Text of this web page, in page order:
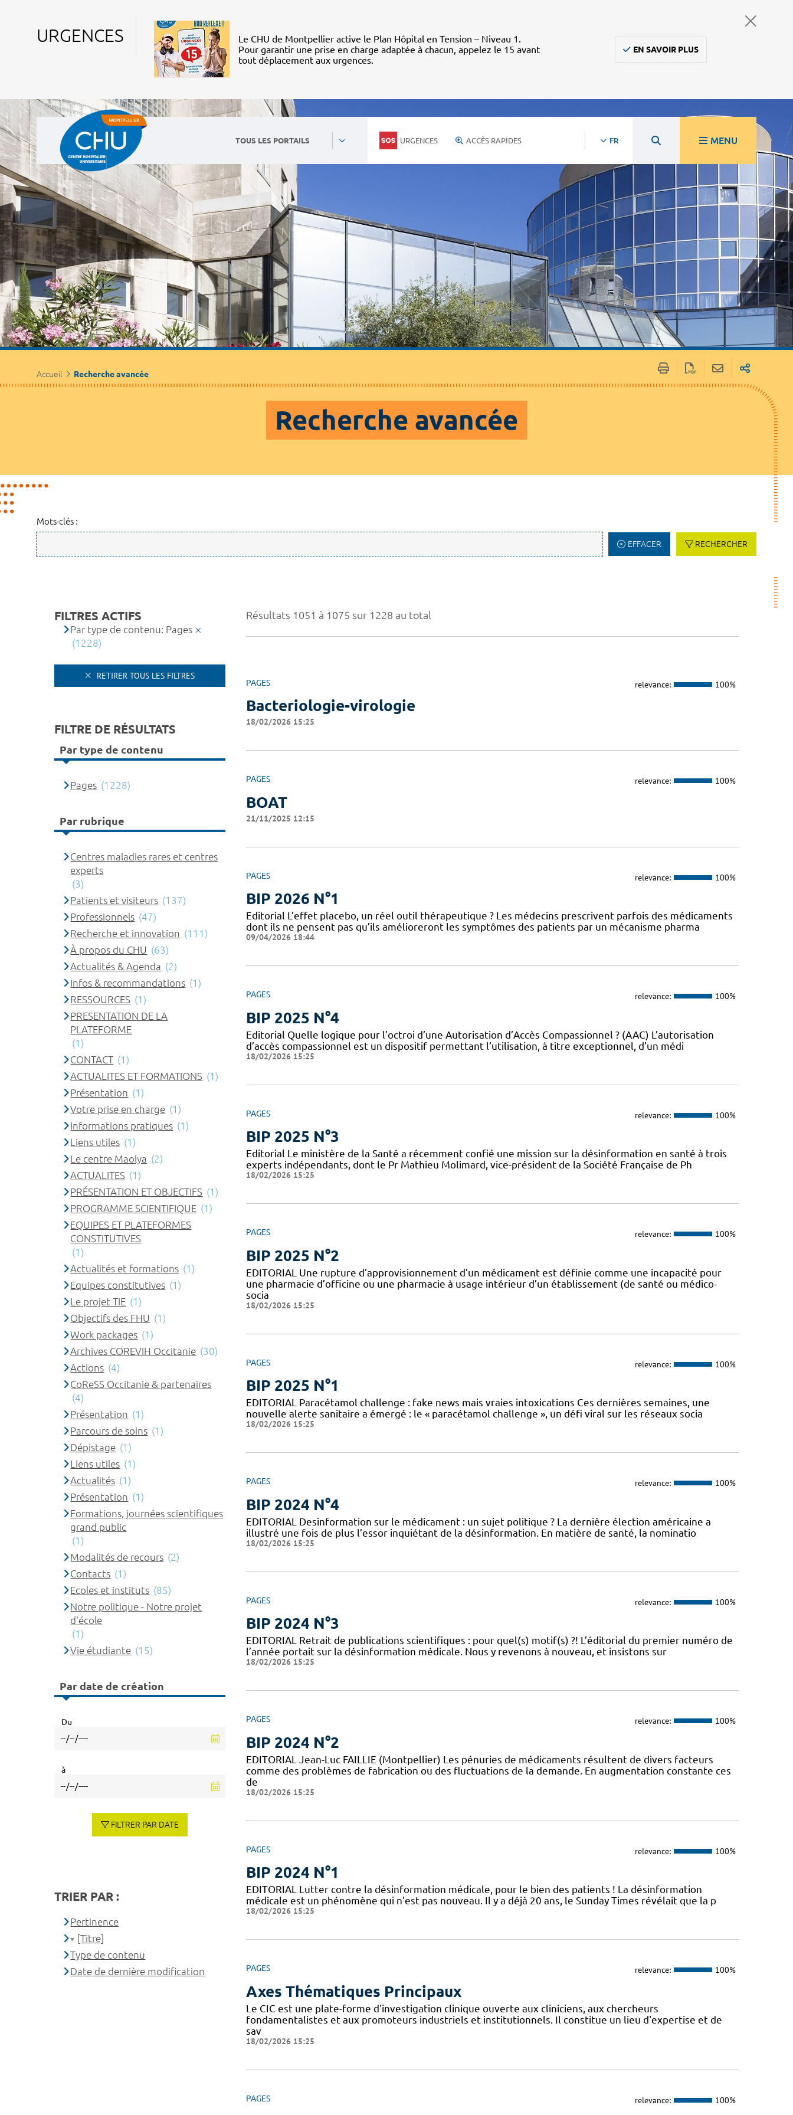
URGENCES
Le CHU de Montpellier active le Plan Hôpital en Tension – Niveau 1.
Pour garantir une prise en charge adaptée à chacun, appelez le 15 avant
tout déplacement aux urgences.
EN SAVOIR PLUS
TOUS LES PORTAILS URGENCES ACCÈS RAPIDES FR MENU
Accueil Recherche avancée
Recherche avancée
Mots-clés :
EFFACER RECHERCHER
Résultats 1051 à 1075 sur 1228 au total
PAGES relevance: 100%
Bacteriologie-virologie
18/02/2026 15:25
PAGES relevance: 100%
BOAT
21/11/2025 12:15
PAGES relevance: 100%
BIP 2026 N°1
Editorial L’effet placebo, un réel outil thérapeutique ? Les médecins prescrivent parfois des médicaments
dont ils ne pensent pas qu’ils amélioreront les symptômes des patients par un mécanisme pharma
09/04/2026 18:44
PAGES relevance: 100%
BIP 2025 N°4
Editorial Quelle logique pour l’octroi d’une Autorisation d’Accès Compassionnel ? (AAC) L’autorisation
d’accès compassionnel est un dispositif permettant l’utilisation, à titre exceptionnel, d’un médi
18/02/2026 15:25
PAGES relevance: 100%
BIP 2025 N°3
Editorial Le ministère de la Santé a récemment confié une mission sur la désinformation en santé à trois
experts indépendants, dont le Pr Mathieu Molimard, vice-président de la Société Française de Ph
18/02/2026 15:25
PAGES relevance: 100%
BIP 2025 N°2
EDITORIAL Une rupture d’approvisionnement d’un médicament est définie comme une incapacité pour
une pharmacie d’officine ou une pharmacie à usage intérieur d’un établissement (de santé ou médico-
socia
18/02/2026 15:25
PAGES relevance: 100%
BIP 2025 N°1
EDITORIAL Paracétamol challenge : fake news mais vraies intoxications Ces dernières semaines, une
nouvelle alerte sanitaire a émergé : le « paracétamol challenge », un défi viral sur les réseaux socia
18/02/2026 15:25
PAGES relevance: 100%
BIP 2024 N°4
EDITORIAL Desinformation sur le médicament : un sujet politique ? La dernière élection américaine a
illustré une fois de plus l’essor inquiétant de la désinformation. En matière de santé, la nominatio
18/02/2026 15:25
PAGES relevance: 100%
BIP 2024 N°3
EDITORIAL Retrait de publications scientifiques : pour quel(s) motif(s) ?! L’éditorial du premier numéro de
l’année portait sur la désinformation médicale. Nous y revenons à nouveau, et insistons sur
18/02/2026 15:25
PAGES relevance: 100%
BIP 2024 N°2
EDITORIAL Jean-Luc FAILLIE (Montpellier) Les pénuries de médicaments résultent de divers facteurs
comme des problèmes de fabrication ou des fluctuations de la demande. En augmentation constante ces
de
18/02/2026 15:25
PAGES relevance: 100%
BIP 2024 N°1
EDITORIAL Lutter contre la désinformation médicale, pour le bien des patients ! La désinformation
médicale est un phénomène qui n’est pas nouveau. Il y a déjà 20 ans, le Sunday Times révélait que la p
18/02/2026 15:25
PAGES relevance: 100%
Axes Thématiques Principaux
Le CIC est une plate-forme d'investigation clinique ouverte aux cliniciens, aux chercheurs
fondamentalistes et aux promoteurs industriels et institutionnels. Il constitue un lieu d'expertise et de
sav
18/02/2026 15:25
PAGES relevance: 100%
FILTRES ACTIFS
Par type de contenu: Pages
(1228)
RETIRER TOUS LES FILTRES
FILTRE DE RÉSULTATS
Par type de contenu
Pages (1228)
Par rubrique
Centres maladies rares et centres
experts
(3)
Patients et visiteurs (137)
Professionnels (47)
Recherche et innovation (111)
À propos du CHU (63)
Actualités & Agenda (2)
Infos & recommandations (1)
RESSOURCES (1)
PRESENTATION DE LA
PLATEFORME
(1)
CONTACT (1)
ACTUALITES ET FORMATIONS (1)
Présentation (1)
Votre prise en charge (1)
Informations pratiques (1)
Liens utiles (1)
Le centre Maolya (2)
ACTUALITES (1)
PRÉSENTATION ET OBJECTIFS (1)
PROGRAMME SCIENTIFIQUE (1)
EQUIPES ET PLATEFORMES
CONSTITUTIVES
(1)
Actualités et formations (1)
Equipes constitutives (1)
Le projet TIE (1)
Objectifs des FHU (1)
Work packages (1)
Archives COREVIH Occitanie (30)
Actions (4)
CoReSS Occitanie & partenaires
(4)
Présentation (1)
Parcours de soins (1)
Dépistage (1)
Liens utiles (1)
Actualités (1)
Présentation (1)
Formations, journées scientifiques
grand public
(1)
Modalités de recours (2)
Contacts (1)
Ecoles et instituts (85)
Notre politique - Notre projet
d'école
(1)
Vie étudiante (15)
Par date de création
Du
à
FILTRER PAR DATE
TRIER PAR :
Pertinence
[Titre]
Type de contenu
Date de dernière modification